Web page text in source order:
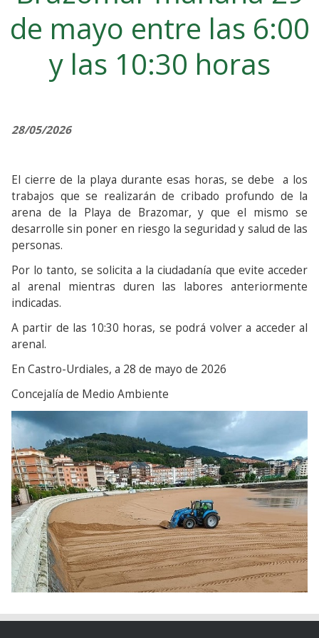
de mayo entre las 6:00
y las 10:30 horas
28/05/2026
El cierre de la playa durante esas horas, se debe a los
trabajos que se realizarán de cribado profundo de la
arena de la Playa de Brazomar, y que el mismo se
desarrolle sin poner en riesgo la seguridad y salud de las
personas.
Por lo tanto, se solicita a la ciudadanía que evite acceder
al arenal mientras duren las labores anteriormente
indicadas.
A partir de las 10:30 horas, se podrá volver a acceder al
arenal.
En Castro-Urdiales, a 28 de mayo de 2026
Concejalía de Medio Ambiente